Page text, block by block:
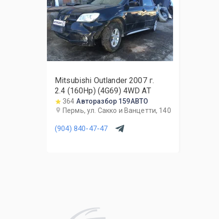
Mitsubishi Outlander 2007г.
2.4 (160Hp) (4G69) 4WD AT
364 Авторазбор 159АВТО
Пермь, ул. Сакко и Ванцетти, 140
(904) 840-47-47